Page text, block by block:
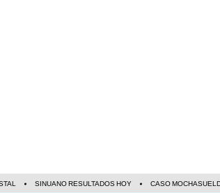
SINUANO RESULTADOS HOY CASO